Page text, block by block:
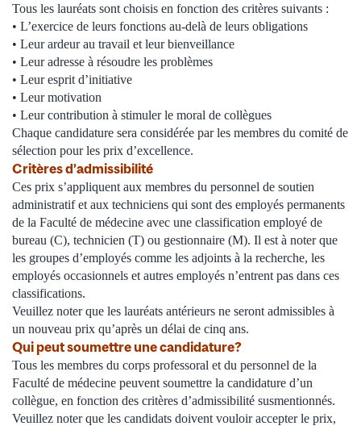
Tous les lauréats sont choisis en fonction des critères suivants :
• L’exercice de leurs fonctions au-delà de leurs obligations
• Leur ardeur au travail et leur bienveillance
• Leur adresse à résoudre les problèmes
• Leur esprit d’initiative
• Leur motivation
• Leur contribution à stimuler le moral de collègues
Chaque candidature sera considérée par les membres du comité de
sélection pour les prix d’excellence.
Critères d’admissibilité
Ces prix s’appliquent aux membres du personnel de soutien
administratif et aux techniciens qui sont des employés permanents
de la Faculté de médecine avec une classification employé de
bureau (C), technicien (T) ou gestionnaire (M). Il est à noter que
les groupes d’employés comme les adjoints à la recherche, les
employés occasionnels et autres employés n’entrent pas dans ces
classifications.
Veuillez noter que les lauréats antérieurs ne seront admissibles à
un nouveau prix qu’après un délai de cinq ans.
Qui peut soumettre une candidature?
Tous les membres du corps professoral et du personnel de la
Faculté de médecine peuvent soumettre la candidature d’un
collègue, en fonction des critères d’admissibilité susmentionnés.
Veuillez noter que les candidats doivent vouloir accepter le prix,